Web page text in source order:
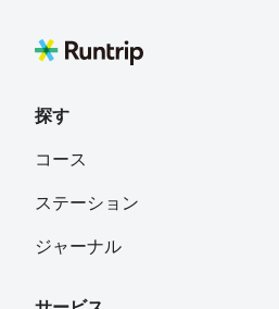
探す
コース
ステーション
ジャーナル